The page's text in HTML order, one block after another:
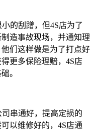
的刮蹭，但4S店为了
造事故现场，并通知理
们这样做是为了打点好
更多保险理赔，4S店
。
串通好，提高定损的
以维修好的，4S店通